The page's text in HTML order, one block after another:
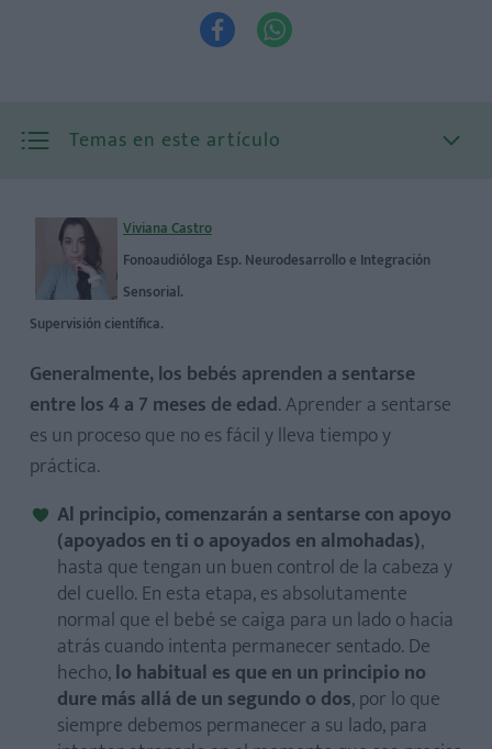
 
Temas en este artículo
Viviana Castro
Fonoaudióloga Esp. Neurodesarrollo e Integración
Sensorial.
Supervisión científica.
Generalmente, los bebés aprenden a sentarse
entre los 4 a 7 meses de edad. Aprender a sentarse
es un proceso que no es fácil y lleva tiempo y
práctica.
Al principio, comenzarán a sentarse con apoyo
(apoyados en ti o apoyados en almohadas),
hasta que tengan un buen control de la cabeza y
del cuello. En esta etapa, es absolutamente
normal que el bebé se caiga para un lado o hacia
atrás cuando intenta permanecer sentado. De
hecho,lo habitual es que en un principio no
dure más allá de un segundo o dos, por lo que
siempre debemos permanecer a su lado, para